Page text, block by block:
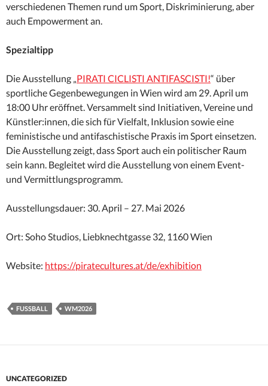
verschiedenen Themen rund um Sport, Diskriminierung, aber
auch Empowerment an.
Spezialtipp
Die Ausstellung „PIRATI CICLISTI ANTIFASCISTI!“ über
sportliche Gegenbewegungen in Wien wird am 29. April um
18:00 Uhr eröffnet. Versammelt sind Initiativen, Vereine und
Künstler:innen, die sich für Vielfalt, Inklusion sowie eine
feministische und antifaschistische Praxis im Sport einsetzen.
Die Ausstellung zeigt, dass Sport auch ein politischer Raum
sein kann. Begleitet wird die Ausstellung von einem Event-
und Vermittlungsprogramm.
Ausstellungsdauer: 30. April – 27. Mai 2026
Ort: Soho Studios, Liebknechtgasse 32, 1160 Wien
Website: https://piratecultures.at/de/exhibition
FUSSBALL WM2026
UNCATEGORIZED